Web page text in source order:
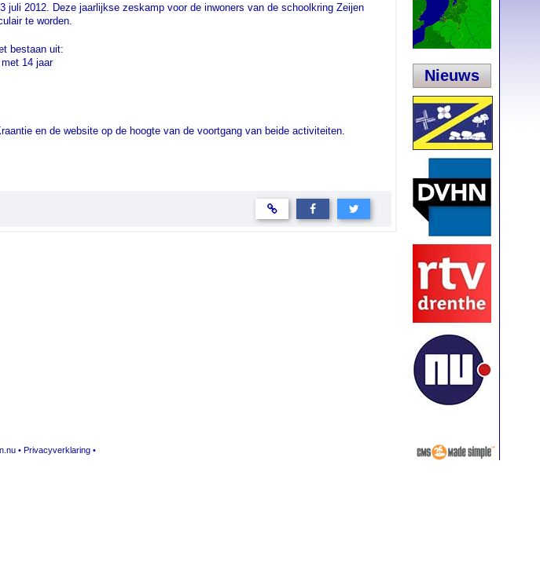
Nieuws
juli 2012. Deze jaarlijkse zeskamp voor de inwoners van de schoolkring Zeijen
te worden.
bestaan uit:
14 jaar
en de website op de hoogte van de voortgang van beide activiteiten.
• Privacyverklaring •